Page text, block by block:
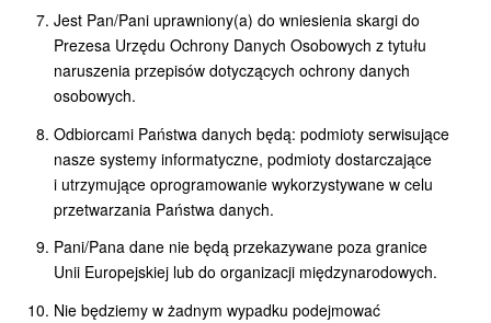
Jest Pan/Pani uprawniony(a) do wniesienia skargi do
Prezesa Urzędu Ochrony Danych Osobowych z tytułu
naruszenia przepisów dotyczących ochrony danych
osobowych.
Odbiorcami Państwa danych będą: podmioty serwisujące
nasze systemy informatyczne, podmioty dostarczające
i utrzymujące oprogramowanie wykorzystywane w celu
przetwarzania Państwa danych.
Pani/Pana dane nie będą przekazywane poza granice
Unii Europejskiej lub do organizacji międzynarodowych.
Nie będziemy w żadnym wypadku podejmować